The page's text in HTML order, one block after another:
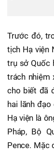
Trước đó,
tịch Hạ viện
trụ sở Quốc
trách nhiệm
cho biết đã
hai lãnh
Hạ viện là
Pháp, Bộ
Pence.